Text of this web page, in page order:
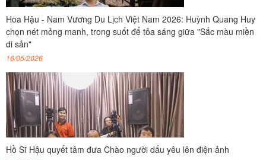
Hoa Hậu - Nam Vương Du Lịch Việt Nam 2026: Huỳnh Quang Huy
chọn nét mỏng manh, trong suốt để tỏa sáng giữa "Sắc màu miền
di sản"
16/05/2026
Hồ Sĩ Hậu quyết tâm đưa Chào người dấu yêu lên điện ảnh